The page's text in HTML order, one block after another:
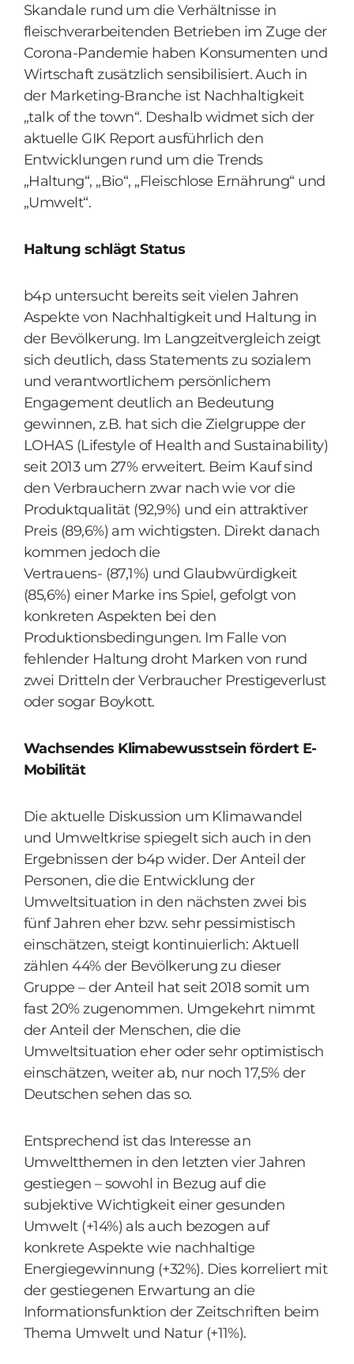
Skandale rund um die Verhältnisse in
fleischverarbeitenden Betrieben im Zuge der
Corona-Pandemie haben Konsumenten und
Wirtschaft zusätzlich sensibilisiert. Auch in
der Marketing-Branche ist Nachhaltigkeit
„talk of the town“. Deshalb widmet sich der
aktuelle GIK Report ausführlich den
Entwicklungen rund um die Trends
„Haltung“, „Bio“, „Fleischlose Ernährung“ und
„Umwelt“.
Haltung schlägt Status
b4p untersucht bereits seit vielen Jahren
Aspekte von Nachhaltigkeit und Haltung in
der Bevölkerung. Im Langzeitvergleich zeigt
sich deutlich, dass Statements zu sozialem
und verantwortlichem persönlichem
Engagement deutlich an Bedeutung
gewinnen, z.B. hat sich die Zielgruppe der
LOHAS (Lifestyle of Health and Sustainability)
seit 2013 um 27% erweitert. Beim Kauf sind
den Verbrauchern zwar nach wie vor die
Produktqualität (92,9%) und ein attraktiver
Preis (89,6%) am wichtigsten. Direkt danach
kommen jedoch die
Vertrauens- (87,1%) und Glaubwürdigkeit
(85,6%) einer Marke ins Spiel, gefolgt von
konkreten Aspekten bei den
Produktionsbedingungen. Im Falle von
fehlender Haltung droht Marken von rund
zwei Dritteln der Verbraucher Prestigeverlust
oder sogar Boykott.
Wachsendes Klimabewusstsein fördert E-
Mobilität
Die aktuelle Diskussion um Klimawandel
und Umweltkrise spiegelt sich auch in den
Ergebnissen der b4p wider. Der Anteil der
Personen, die die Entwicklung der
Umweltsituation in den nächsten zwei bis
fünf Jahren eher bzw. sehr pessimistisch
einschätzen, steigt kontinuierlich: Aktuell
zählen 44% der Bevölkerung zu dieser
Gruppe – der Anteil hat seit 2018 somit um
fast 20% zugenommen. Umgekehrt nimmt
der Anteil der Menschen, die die
Umweltsituation eher oder sehr optimistisch
einschätzen, weiter ab, nur noch 17,5% der
Deutschen sehen das so.
Entsprechend ist das Interesse an
Umweltthemen in den letzten vier Jahren
gestiegen – sowohl in Bezug auf die
subjektive Wichtigkeit einer gesunden
Umwelt (+14%) als auch bezogen auf
konkrete Aspekte wie nachhaltige
Energiegewinnung (+32%). Dies korreliert mit
der gestiegenen Erwartung an die
Informationsfunktion der Zeitschriften beim
Thema Umwelt und Natur (+11%).